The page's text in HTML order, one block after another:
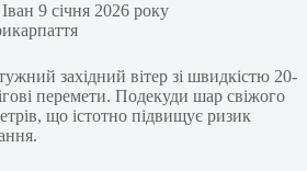
9 січня 2026 року
західний вітер зі швидкістю 20-
перемети. Подекуди шар свіжого
що істотно підвищує ризик